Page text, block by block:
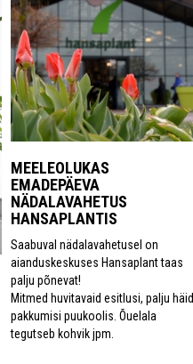
MEELEOLUKAS
EMADEPÄEVA
NÄDALAVAHETUS
HANSAPLANTIS
Saabuval nädalavahetusel on
aianduskeskuses Hansaplant taas
palju põnevat!
Mitmed huvitavaid esitlusi, palju häid
pakkumisi puukoolis. Õuelala
tegutseb kohvik jpm.